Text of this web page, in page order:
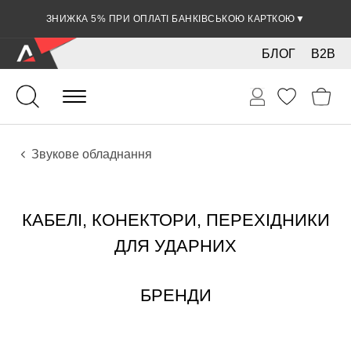
ЗНИЖКА 5% ПРИ ОПЛАТІ БАНКІВСЬКОЮ КАРТКОЮ ▼
B2B
БЛОГ
Ударні
Ударні інструменти
Звукове обладнання
КАБЕЛІ, КОНЕКТОРИ, ПЕРЕХІДНИКИ
ДЛЯ УДАРНИХ
БРЕНДИ